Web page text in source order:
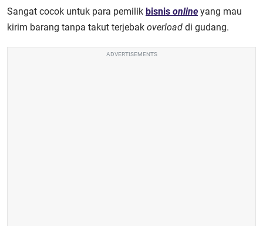
Sangat cocok untuk para pemilik bisnis online yang mau
kirim barang tanpa takut terjebak overload di gudang.
ADVERTISEMENTS